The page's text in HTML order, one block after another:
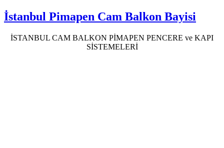
İstanbul Pimapen Cam Balkon Bayisi
İSTANBUL CAM BALKON PİMAPEN PENCERE ve KAPI
SİSTEMELERİ